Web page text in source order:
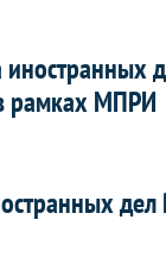
рамках МПРИ